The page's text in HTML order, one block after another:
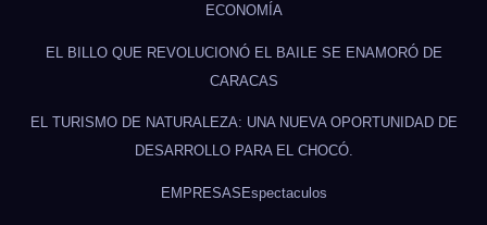
ECONOMÍA
EL BILLO QUE REVOLUCIONÓ EL BAILE SE ENAMORÓ DE
CARACAS
EL TURISMO DE NATURALEZA: UNA NUEVA OPORTUNIDAD DE
DESARROLLO PARA EL CHOCÓ.
EMPRESAS Espectaculos